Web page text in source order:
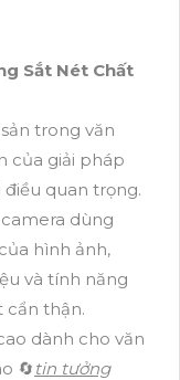
Sắt Nét Chất
trong văn
của giải pháp
quan trọng.
dùng
hình ảnh,
và tính năng
cẩn thận.
dành cho văn
🔄 tin tưởng